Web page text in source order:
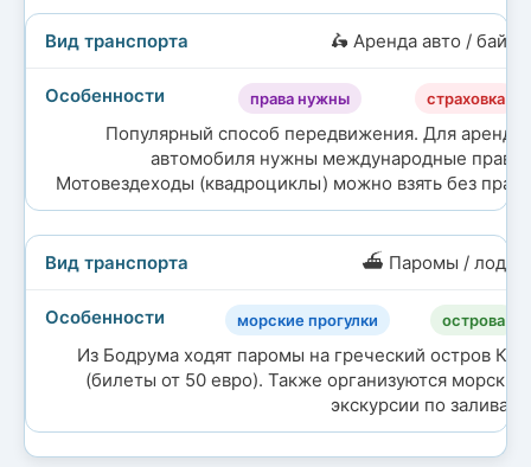
🛵 Аренда авто / байка
права нужны страховка
Популярный способ передвижения. Для аренды
автомобиля нужны международные права.
Мотовездеходы (квадроциклы) можно взять без прав.
⛴️ Паромы / лодки
морские прогулки острова
Из Бодрума ходят паромы на греческий остров Кос
(билеты от 50 евро). Также организуются морские
экскурсии по заливам.